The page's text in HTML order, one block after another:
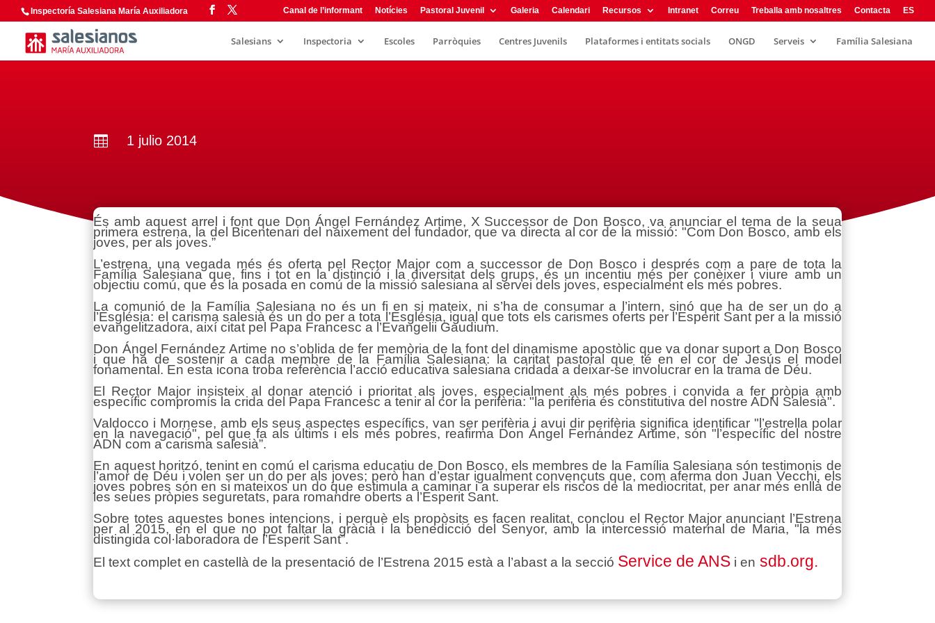
Inspectoría Salesiana María Auxiliadora Canal de l’informant Notícies Pastoral Juvenil Galeria Calendari Recursos Intranet Correu Treballa amb nosaltres Contacta ES
Salesians Inspectoria Escoles Parròquies Centres Juvenils Plataformes i entitats socials ONGD Serveis Família Salesiana
 1 julio 2014
És amb aquest arrel i font que Don Ángel Fernández Artime, X Successor de Don Bosco, va anunciar el tema de la seua
primera estrena, la del Bicentenari del naixement del fundador, que va directa al cor de la missió: "Com Don Bosco, amb els
joves, per als joves.”
L’estrena, una vegada més és oferta pel Rector Major com a successor de Don Bosco i després com a pare de tota la
Família Salesiana que, fins i tot en la distinció i la diversitat dels grups, és un incentiu més per conèixer i viure amb un
objectiu comú, que és la posada en comú de la missió salesiana al servei dels joves, especialment els més pobres.
La comunió de la Família Salesiana no és un fi en si mateix, ni s’ha de consumar a l’intern, sinó que ha de ser un do a
l’Església: el carisma salesià és un do per a tota l’Església, igual que tots els carismes oferts per l’Esperit Sant per a la missió
evangelitzadora, així citat pel Papa Francesc a l’Evangelii Gaudium.
Don Ángel Fernández Artime no s’oblida de fer memòria de la font del dinamisme apostòlic que va donar suport a Don Bosco
i que ha de sostenir a cada membre de la Família Salesiana: la caritat pastoral que té en el cor de Jesús el model
fonamental. En esta icona troba referència l’acció educativa salesiana cridada a deixar-se involucrar en la trama de Déu.
El Rector Major insisteix al donar atenció i prioritat als joves, especialment als més pobres i convida a fer pròpia amb
específic compromís la crida del Papa Francesc a tenir al cor la perifèria: "la perifèria és constitutiva del nostre ADN Salesià".
Valdocco i Mornese, amb els seus aspectes específics, van ser perifèria i avui dir perifèria significa identificar "l’estrella polar
en la navegació", pel que fa als últims i els més pobres, reafirma Don Ángel Fernández Artime, són "l’específic del nostre
ADN com a carisma salesià”.
En aquest horitzó, tenint en comú el carisma educatiu de Don Bosco, els membres de la Família Salesiana són testimonis de
l’amor de Déu i volen ser un do per als joves; però han d’estar igualment convençuts que, com aferma don Juan Vecchi, els
joves pobres són en si mateixos un do que estimula a caminar i a superar els riscos de la mediocritat, per anar més enllà de
les seues pròpies seguretats, para romandre oberts a l’Esperit Sant.
Sobre totes aquestes bones intencions, i perquè els propòsits es facen realitat, conclou el Rector Major anunciant l’Estrena
per al 2015, en el que no pot faltar la gràcia i la benedicció del Senyor, amb la intercessió maternal de Maria, "la més
distingida col·laboradora de l’Esperit Sant”.
El text complet en castellà de la presentació de l’Estrena 2015 està a l’abast a la secció Service de ANS i en sdb.org.